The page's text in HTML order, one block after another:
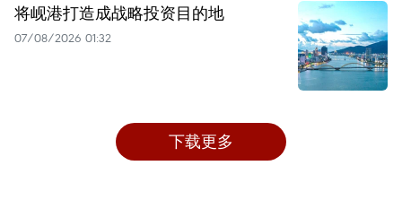
将岘港打造成战略投资目的地
07/08/2026 01:32
下载更多